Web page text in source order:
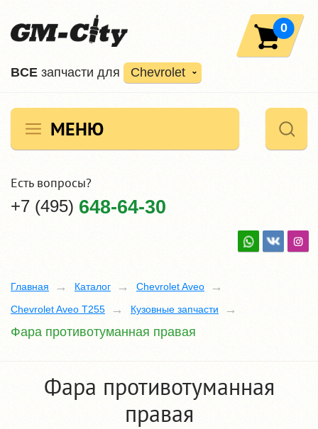
ВCE запчасти для Chevrolet
0
МЕНЮ
Есть вопросы?
+7 (495) 648-64-30
Главная Каталог
Chevrolet Aveo
Chevrolet Aveo T255
Кузовные запчасти
Фара противотуманная правая
Фара противотуманная
правая